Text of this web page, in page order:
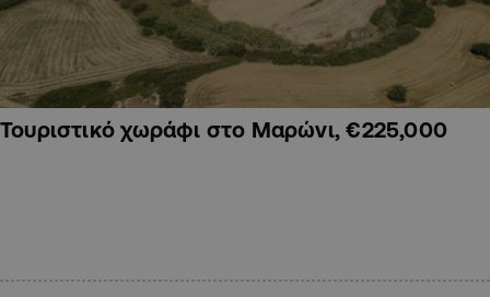
Τουριστικό χωράφι στο Μαρώνι, €225,000